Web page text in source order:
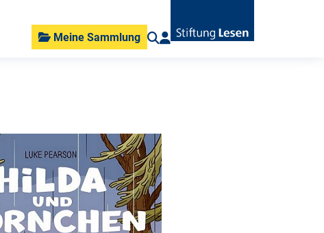
Meine Sammlung